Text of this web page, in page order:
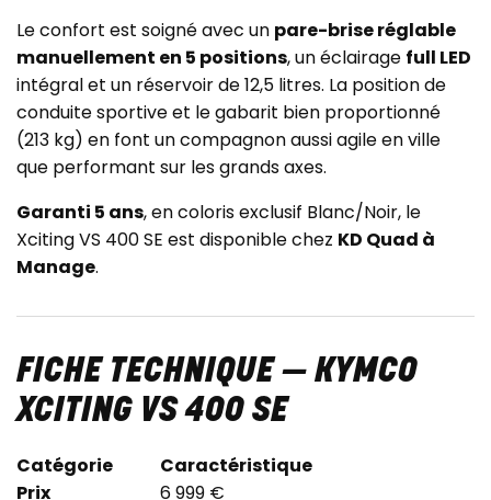
Le confort est soigné avec un pare-brise réglable
manuellement en 5 positions, un éclairage full LED
intégral et un réservoir de 12,5 litres. La position de
conduite sportive et le gabarit bien proportionné
(213 kg) en font un compagnon aussi agile en ville
que performant sur les grands axes.
Garanti 5 ans, en coloris exclusif Blanc/Noir, le
Xciting VS 400 SE est disponible chez KD Quad à
Manage.
FICHE TECHNIQUE — KYMCO
XCITING VS 400 SE
Catégorie
Caractéristique
Prix
6 999 €